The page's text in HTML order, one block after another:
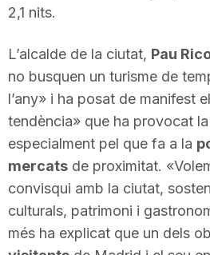
2,1 nits.
L’alcalde de la ciutat, Pau
no busquen un turisme de
l’any» i ha posat de manifest
tendència» que ha provocat
especialment pel que fa a la
mercats de proximitat.
convisqui amb la ciutat,
culturals, patrimoni i
més ha explicat que un dels